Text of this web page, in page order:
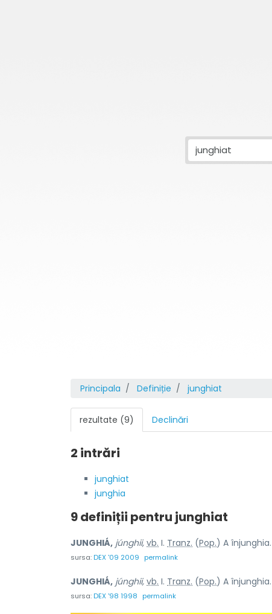
Principala Definiție junghiat
rezultate (9) Declinări
2 intrări
junghiat
junghia
9 definiții pentru junghiat
JUNGHIÁ, júnghii, vb. I. Tranz. (Pop.) A înjunghia. [
sursa:DEX '09 2009 permalink
JUNGHIÁ, júnghii, vb. I. Tranz. (Pop.) A înjunghia. [
sursa:DEX '98 1998 permalink